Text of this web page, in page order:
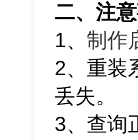
二、注
1、制作
2、重装
丢失。
3、查询